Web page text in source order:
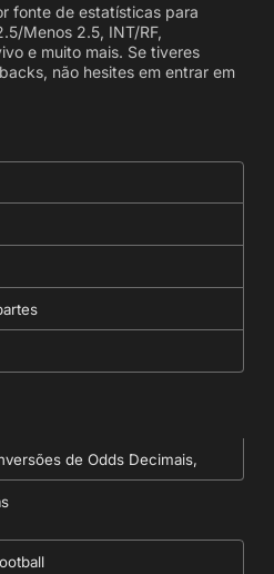
fonte de estatísticas para
Menos 2.5, INT/RF,
e muito mais. Se tiveres
não hesites em entrar em
de Odds Decimais,